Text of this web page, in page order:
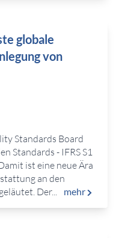
globale
von
Standards Board
Standards - IFRS S1
ist eine neue Ära
an den
Der...
mehr